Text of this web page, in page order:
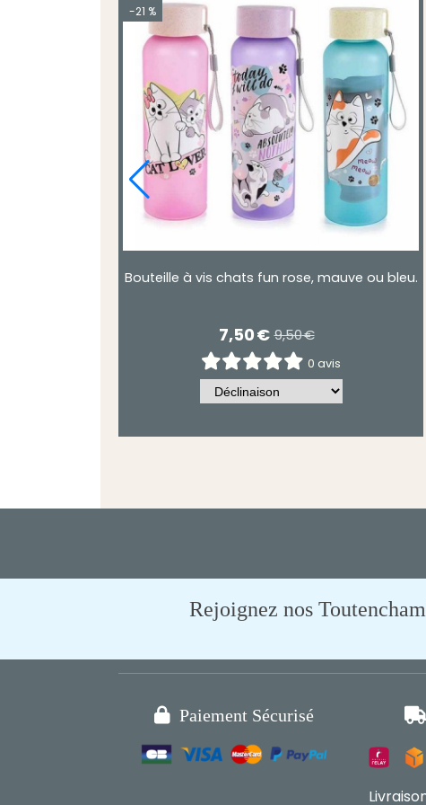
-21 %
Bouteille à vis chats fun rose, mauve ou bleu.
7,50€ 9,50€
0 avis
Rejoignez nos
 Paiement Sécurisé 